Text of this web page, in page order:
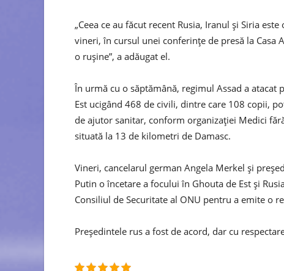
„Ceea ce au făcut recent Rusia, Iranul şi Siria
vineri, în cursul unei conferinţe de presă la Casa
o ruşine”, a adăugat el.
În urmă cu o săptămână, regimul Assad a
Est ucigând 468 de civili, dintre care 108 copii,
de ajutor sanitar, conform organizației Medici
situată la 13 de kilometri de Damasc.
Vineri, cancelarul german Angela Merkel și
Putin o încetare a focului în Ghouta de Est și
Consiliul de Securitate al ONU pentru a emite o
Președintele rus a fost de acord, dar cu